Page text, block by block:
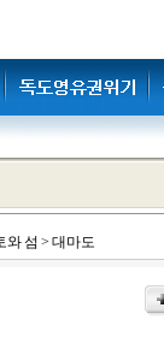
와 섬 > 대마도